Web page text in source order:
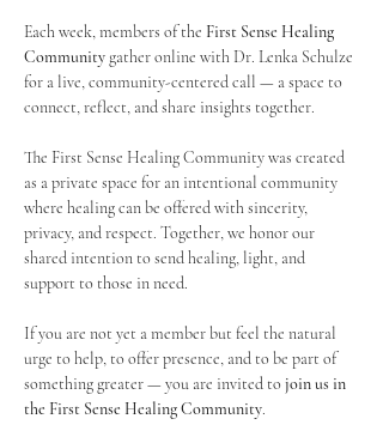
Each week, members of the First Sense Healing
Community gather online with Dr. Lenka Schulze
for a live, community-centered call — a space to
connect, reflect, and share insights together.
The First Sense Healing Community was created
as a private space for an intentional community
where healing can be offered with sincerity,
privacy, and respect. Together, we honor our
shared intention to send healing, light, and
support to those in need.
If you are not yet a member but feel the natural
urge to help, to offer presence, and to be part of
something greater — you are invited to join us in
the First Sense Healing Community.